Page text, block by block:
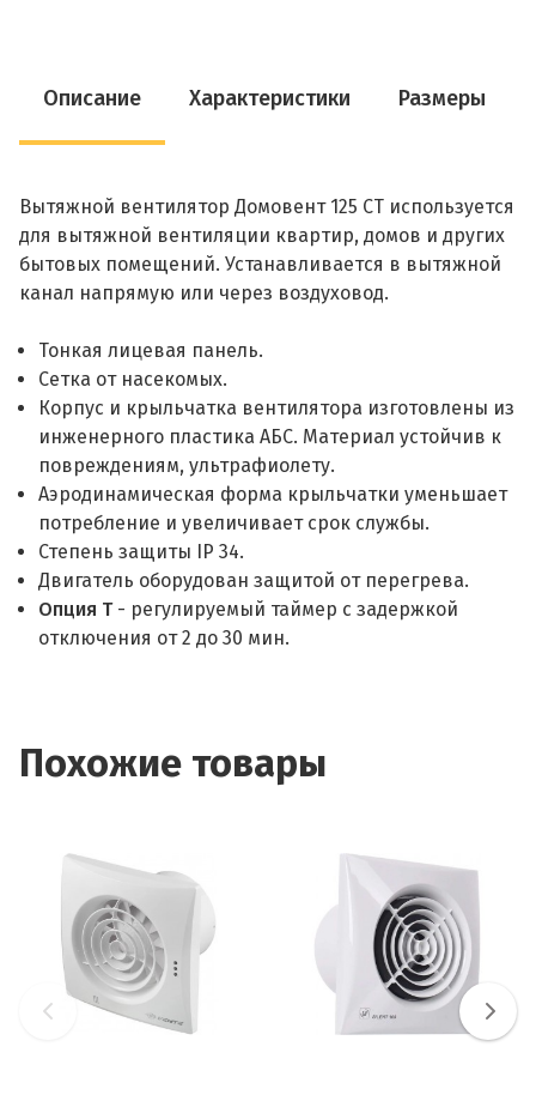
Похожие товары
Описание Характеристики Размеры
Вытяжной вентилятор Домовент 125 CТ используется
для вытяжной вентиляции квартир, домов и других
бытовых помещений. Устанавливается в вытяжной
канал напрямую или через воздуховод.
Тонкая лицевая панель.
Сетка от насекомых.
Корпус и крыльчатка вентилятора изготовлены из
инженерного пластика АБС. Материал устойчив к
повреждениям, ультрафиолету.
Аэродинамическая форма крыльчатки уменьшает
потребление и увеличивает срок службы.
Степень защиты IP 34.
Двигатель оборудован защитой от перегрева.
Опция Т- регулируемый таймер с задержкой
отключения от 2 до 30 мин.